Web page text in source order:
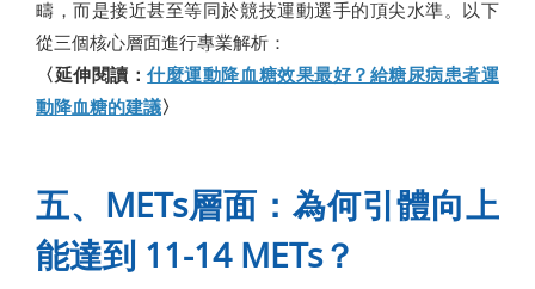
疇，而是接近甚至等同於競技運動選手的頂尖水準。以下
從三個核心層面進行專業解析：
〈延伸閱讀：什麼運動降血糖效果最好？給糖尿病患者運
動降血糖的建議〉
五、METs層面：為何引體向上
能達到 11-14 METs？